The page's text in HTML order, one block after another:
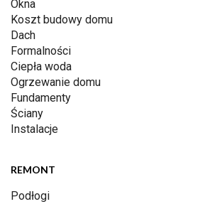
Okna
Koszt budowy domu
Dach
Formalności
Ciepła woda
Ogrzewanie domu
Fundamenty
Ściany
Instalacje
REMONT
Podłogi